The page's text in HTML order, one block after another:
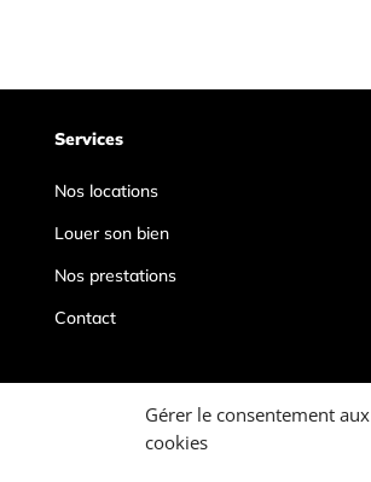
Gérer le consentement aux
cookies
Services
Nos locations
Louer son bien
Nos prestations
Contact
conciergeriepriveedeauville@gmail.com